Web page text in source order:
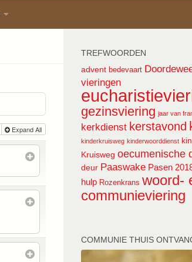
Expand All
TREFWOORDEN
advent bedevaart
vieringen
gezinsviering jaar van
kerkdienst kerstavond
kinderkruisweg kinderwoorddienst
Kruisweg oecumenische
deur Paaswake Pasen
hulp Rozenkrans woord-
communieviering
COMMUNIE THUIS